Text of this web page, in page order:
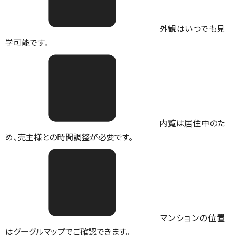
外観はいつでも見
学可能です。
内覧は居住中のた
め、売主様との時間調整が必要です。
マンションの位置
はグーグルマップでご確認できます。